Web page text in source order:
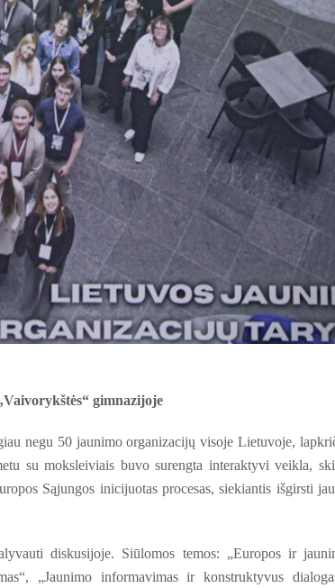
gimnazijoje
negu 50 jaunimo organizacijų visoje Lietuvoje,
su moksleiviais buvo surengta interaktyvi veikla,
Sąjungos inicijuotas procesas, siekiantis išgirsti
diskusijoje. Siūlomos temos: „Europos ir
„Jaunimo informavimas ir konstruktyvus